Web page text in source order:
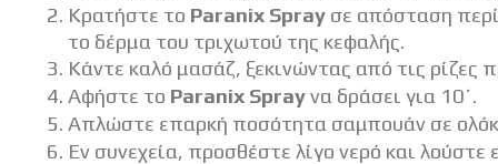
Κρατήστε το Paranix Spray σε απόσταση
το δέρμα του τριχωτού της κεφαλής.
Κάντε καλό μασάζ, ξεκινώντας από τις ρίζες
Αφήστε το Paranix Sprayνα δράσει για 10΄.
Απλώστε επαρκή ποσότητα σαμπουάν σε
Εν συνεχεία, προσθέστε λίγο νερό και λούστε